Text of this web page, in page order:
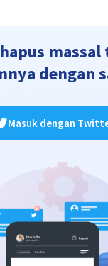
dengan
Masuk dengan